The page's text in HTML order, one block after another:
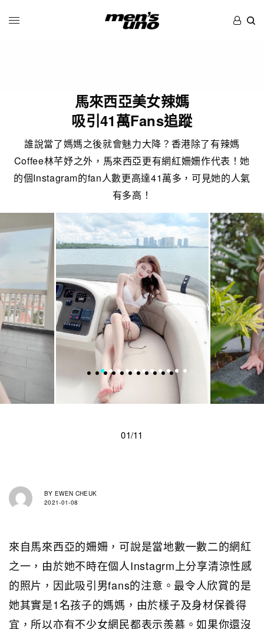
馬來西亞美女辣媽
吸引41萬Fans追蹤
誰說當了媽媽之後就會魅力大降？香港除了有辣媽
Coffee林芊妤之外，馬來西亞更有網紅姍姍作代表！她
的個Instagram的fan人數更高達41萬多，可見她的人氣
有多高！
01/11
BY EWEN CHEUK
2021-01-08
來自馬來西亞的姍姍，可說是當地數一數二的網紅
之一，由於她不時在個人Instagrm上分享清涼性感
的照片，因此吸引男fans的注意。最令人欣賞的是
她其實是1名孩子的媽媽，由於樣子及身材保養得
宜，所以亦有不少女網民都表示羨慕。如果你還沒